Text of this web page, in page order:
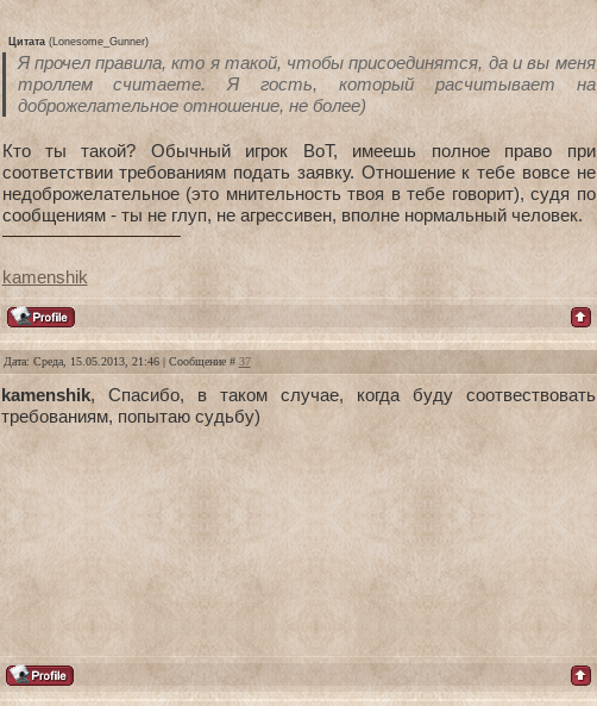
Цитата(Lonesome_Gunner)
Я прочел правила, кто я такой, чтобы присоединятся, да и вы меня
троллем считаете. Я гость, который расчитывает на
доброжелательное отношение, не более)
Кто ты такой? Обычный игрок ВоТ, имеешь полное право при
соответствии требованиям подать заявку. Отношение к тебе вовсе не
недоброжелательное (это мнительность твоя в тебе говорит), судя по
сообщениям - ты не глуп, не агрессивен, вполне нормальный человек.
kamenshik
Дата: Среда, 15.05.2013, 21:46 | Сообщение # 37
kamenshik, Спасибо, в таком случае, когда буду соотвествовать
требованиям, попытаю судьбу)